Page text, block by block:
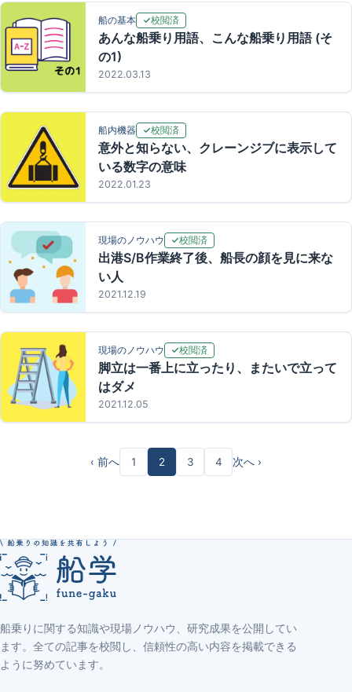
船の基本 校閲済
あんな船乗り用語、こんな船乗り用語 (そ
の1)
2022.03.13
船内機器 校閲済
意外と知らない、クレーンジブに表示して
いる数字の意味
2022.01.23
現場のノウハウ 校閲済
出港S/B作業終了後、船長の顔を見に来な
い人
2021.12.19
現場のノウハウ 校閲済
脚立は一番上に立ったり、またいで立って
はダメ
2021.12.05
‹ 前へ 1 2 3 4 次へ ›
船乗りに関する知識や現場ノウハウ、研究成果を公開してい
ます。全ての記事を校閲し、信頼性の高い内容を掲載できる
ように努めています。